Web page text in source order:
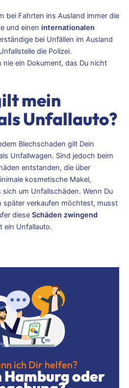
bei Fahrten ins Ausland immer die
und einen internationalen
bei Unfällen im Ausland
die Polizei.
nie ein Dokument, das Du nicht
mein
Unfallauto?
Blechschaden gilt Dein
Unfallwagen. Sind jedoch beim
entstanden, die über
kosmetische Makel,
um Unfallschäden. Wenn Du
später verkaufen möchtest, musst
diese Schäden zwingend
ein Unfallauto.
ich Dir helfen?
oder